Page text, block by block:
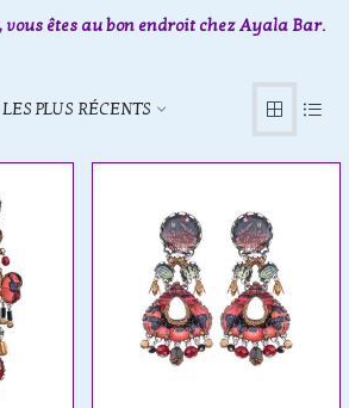
vous êtes au bon endroit chez Ayala Bar.
PLUS RÉCENTS